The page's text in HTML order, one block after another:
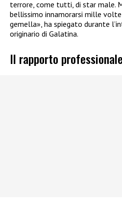
terrore, come tutti, di star male.
bellissimo innamorarsi mille volte
gemella», ha spiegato durante
originario di Galatina.
Il rapporto